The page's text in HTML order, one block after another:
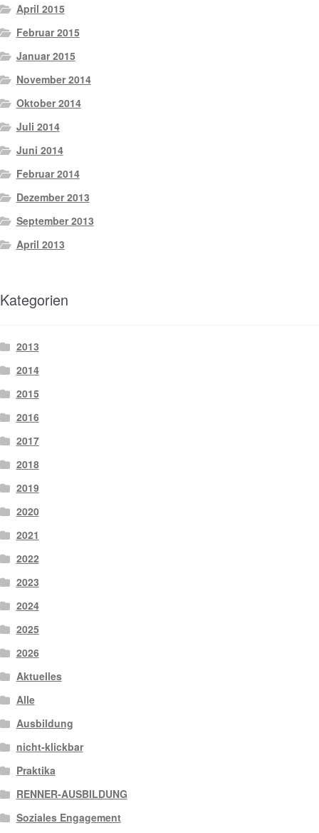
April 2015
Februar 2015
Januar 2015
November 2014
Oktober 2014
Juli 2014
Juni 2014
Februar 2014
Dezember 2013
September 2013
April 2013
Kategorien
2013
2014
2015
2016
2017
2018
2019
2020
2021
2022
2023
2024
2025
2026
Aktuelles
Alle
Ausbildung
nicht-klickbar
Praktika
RENNER-AUSBILDUNG
Soziales Engagement